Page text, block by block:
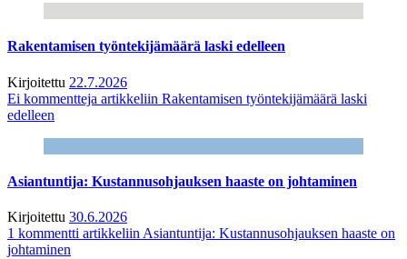
Rakentamisen työntekijämäärä laski edelleen
Kirjoitettu 22.7.2026
Ei kommentteja artikkeliin Rakentamisen työntekijämäärä laski
edelleen
Asiantuntija: Kustannusohjauksen haaste on johtaminen
Kirjoitettu 30.6.2026
1 kommentti artikkeliin Asiantuntija: Kustannusohjauksen haaste on
johtaminen